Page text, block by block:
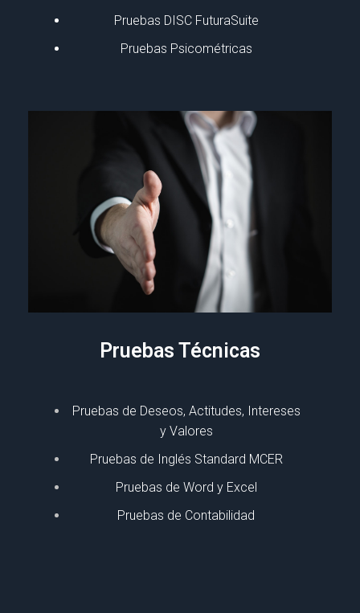
Pruebas DISC FuturaSuite
Pruebas Psicométricas
Pruebas Técnicas
Pruebas de Deseos, Actitudes, Intereses
y Valores
Pruebas de Inglés Standard MCER
Pruebas de Word y Excel
Pruebas de Contabilidad